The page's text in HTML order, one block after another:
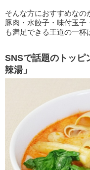
そんな方におすすめなの
豚肉・水餃子・味付玉
も満足できる王道の一杯
SNSで話題のトッピ
辣湯」